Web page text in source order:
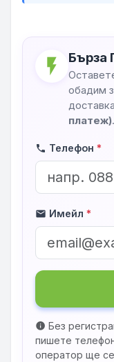
flash_on Бърза
обадим
платеж).
phone Телефон *
mail Имейл *
info Без
пишете
оператор ще